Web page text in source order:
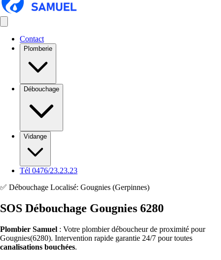
Contact
Plomberie
Débouchage
Vidange
Tél 0476/23.23.23
✅ Débouchage Localisé: Gougnies (Gerpinnes)
SOS Débouchage Gougnies 6280
Plombier Samuel : Votre plombier déboucheur de proximité pour
Gougnies(6280). Intervention rapide garantie 24/7 pour toutes
canalisations bouchées.